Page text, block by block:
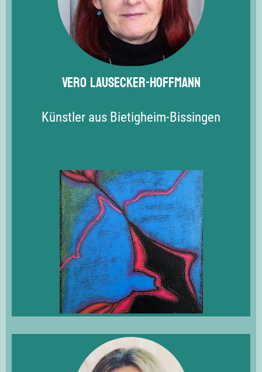
Vero Lausecker-Hoffmann
Künstler aus Bietigheim-Bissingen